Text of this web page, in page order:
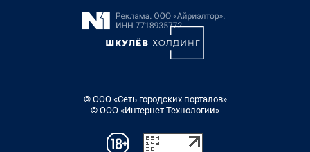
© ООО «Сеть городских порталов»
© ООО «Интернет Технологии»